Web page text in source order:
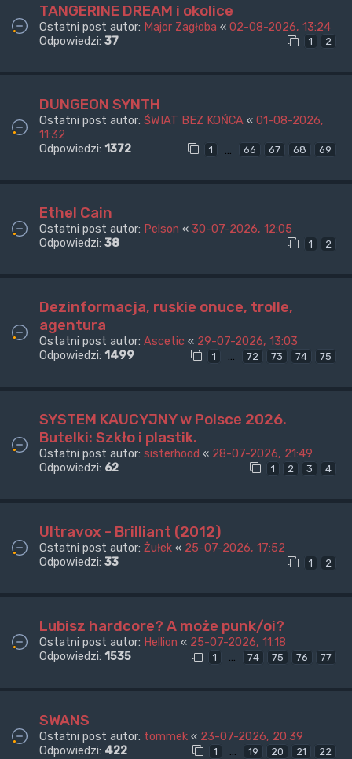
TANGERINE DREAM i okolice
Ostatni post autor: Major Zagłoba « 02-08-2026, 13:24
Odpowiedzi: 37 1 2
DUNGEON SYNTH
Ostatni post autor: ŚWIAT BEZ KOŃCA « 01-08-2026,
11:32
Odpowiedzi: 1372 1 … 66 67 68 69
Ethel Cain
Ostatni post autor: Pelson « 30-07-2026, 12:05
Odpowiedzi: 38 1 2
Dezinformacja, ruskie onuce, trolle,
agentura
Ostatni post autor: Ascetic « 29-07-2026, 13:03
Odpowiedzi: 1499 1 … 72 73 74 75
SYSTEM KAUCYJNY w Polsce 2026.
Butelki: Szkło i plastik.
Ostatni post autor: sisterhood « 28-07-2026, 21:49
Odpowiedzi: 62 1 2 3 4
Ultravox - Brilliant (2012)
Ostatni post autor: Żułek « 25-07-2026, 17:52
Odpowiedzi: 33 1 2
Lubisz hardcore? A może punk/oi?
Ostatni post autor: Hellion « 25-07-2026, 11:18
Odpowiedzi: 1535 1 … 74 75 76 77
SWANS
Ostatni post autor: tommek « 23-07-2026, 20:39
Odpowiedzi: 422 1 … 19 20 21 22